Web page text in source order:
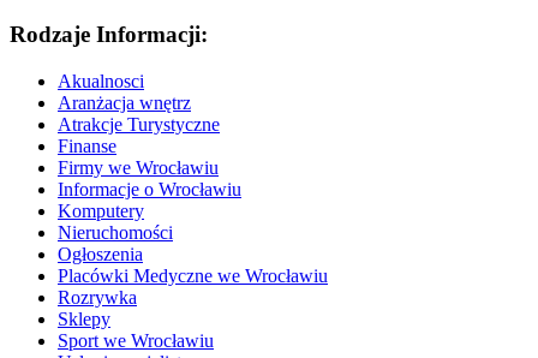
Rodzaje Informacji:
Akualnosci
Aranżacja wnętrz
Atrakcje Turystyczne
Finanse
Firmy we Wrocławiu
Informacje o Wrocławiu
Komputery
Nieruchomości
Ogłoszenia
Placówki Medyczne we Wrocławiu
Rozrywka
Sklepy
Sport we Wrocławiu